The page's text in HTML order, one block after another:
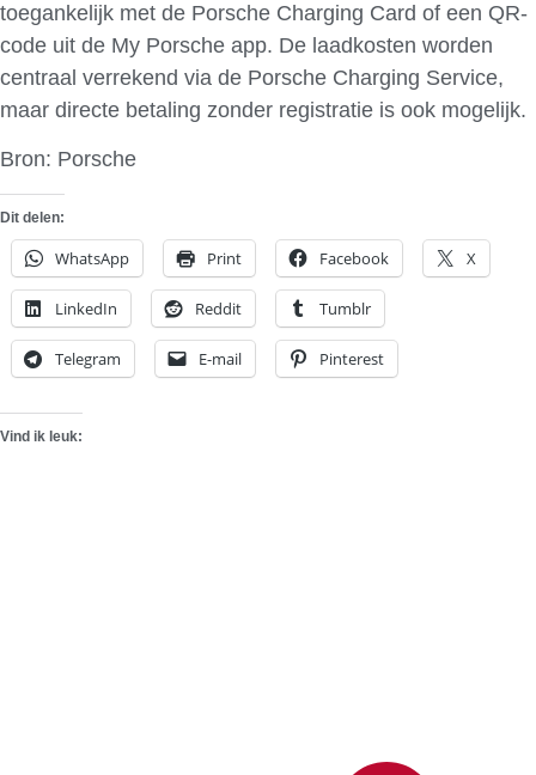
toegankelijk met de Porsche Charging Card of een QR-
code uit de My Porsche app. De laadkosten worden
centraal verrekend via de Porsche Charging Service,
maar directe betaling zonder registratie is ook mogelijk.
Bron: Porsche
Dit delen:
WhatsApp Print Facebook X
LinkedIn Reddit Tumblr
Telegram E-mail Pinterest
Vind ik leuk: